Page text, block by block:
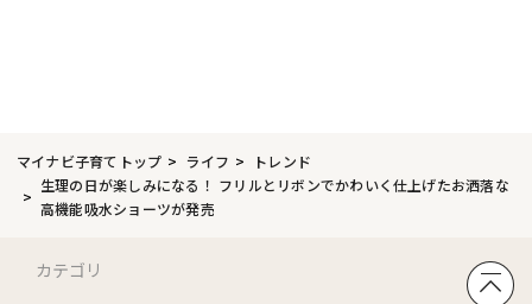
マイナビ子育てトップ ライフ
トレンド
生理の日が楽しみになる！ フリルとリボンでかわいく仕上げたお洒落な
高機能吸水ショーツが発売
カテゴリ